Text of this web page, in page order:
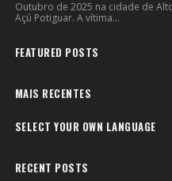
Outubro de 2025 na cidade de
Açú Potiguar. A vítima...
FEATURED POSTS
MAIS RECENTES
SELECT YOUR OWN LANGUAGE
RECENT POSTS